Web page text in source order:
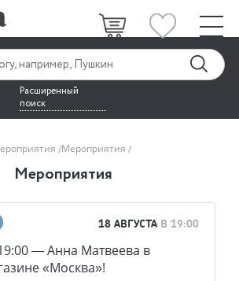
Расширенный
поиск
Мероприятия
Мероприятия
18 АВГУСТА В 19:00
— Анна Матвеева в
«Москва»!